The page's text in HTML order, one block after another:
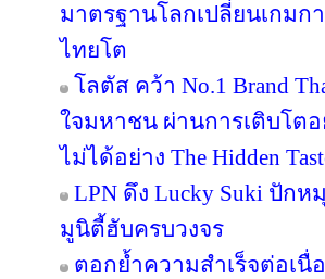
มาตรฐานโลกเปลี่ยนเกม
ไทยโต
โลตัส คว้า No.1 Brand
ใจมหาชน ผ่านการเติบโต
ไม่ได้อย่าง The Hidden
LPN ดึง Lucky Suki ปัก
มูนิตี้ฮับครบวงจร
ตอกย้ำความสำเร็จต่อเนื่